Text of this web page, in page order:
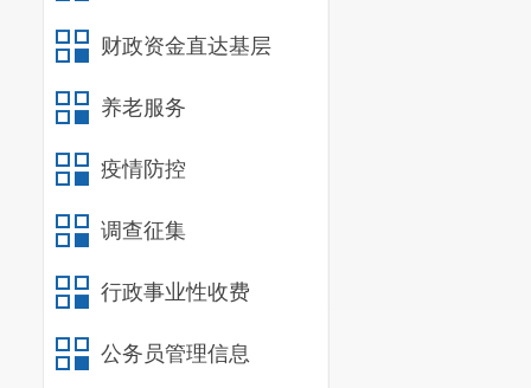
财政资金直达基层
养老服务
疫情防控
调查征集
行政事业性收费
公务员管理信息